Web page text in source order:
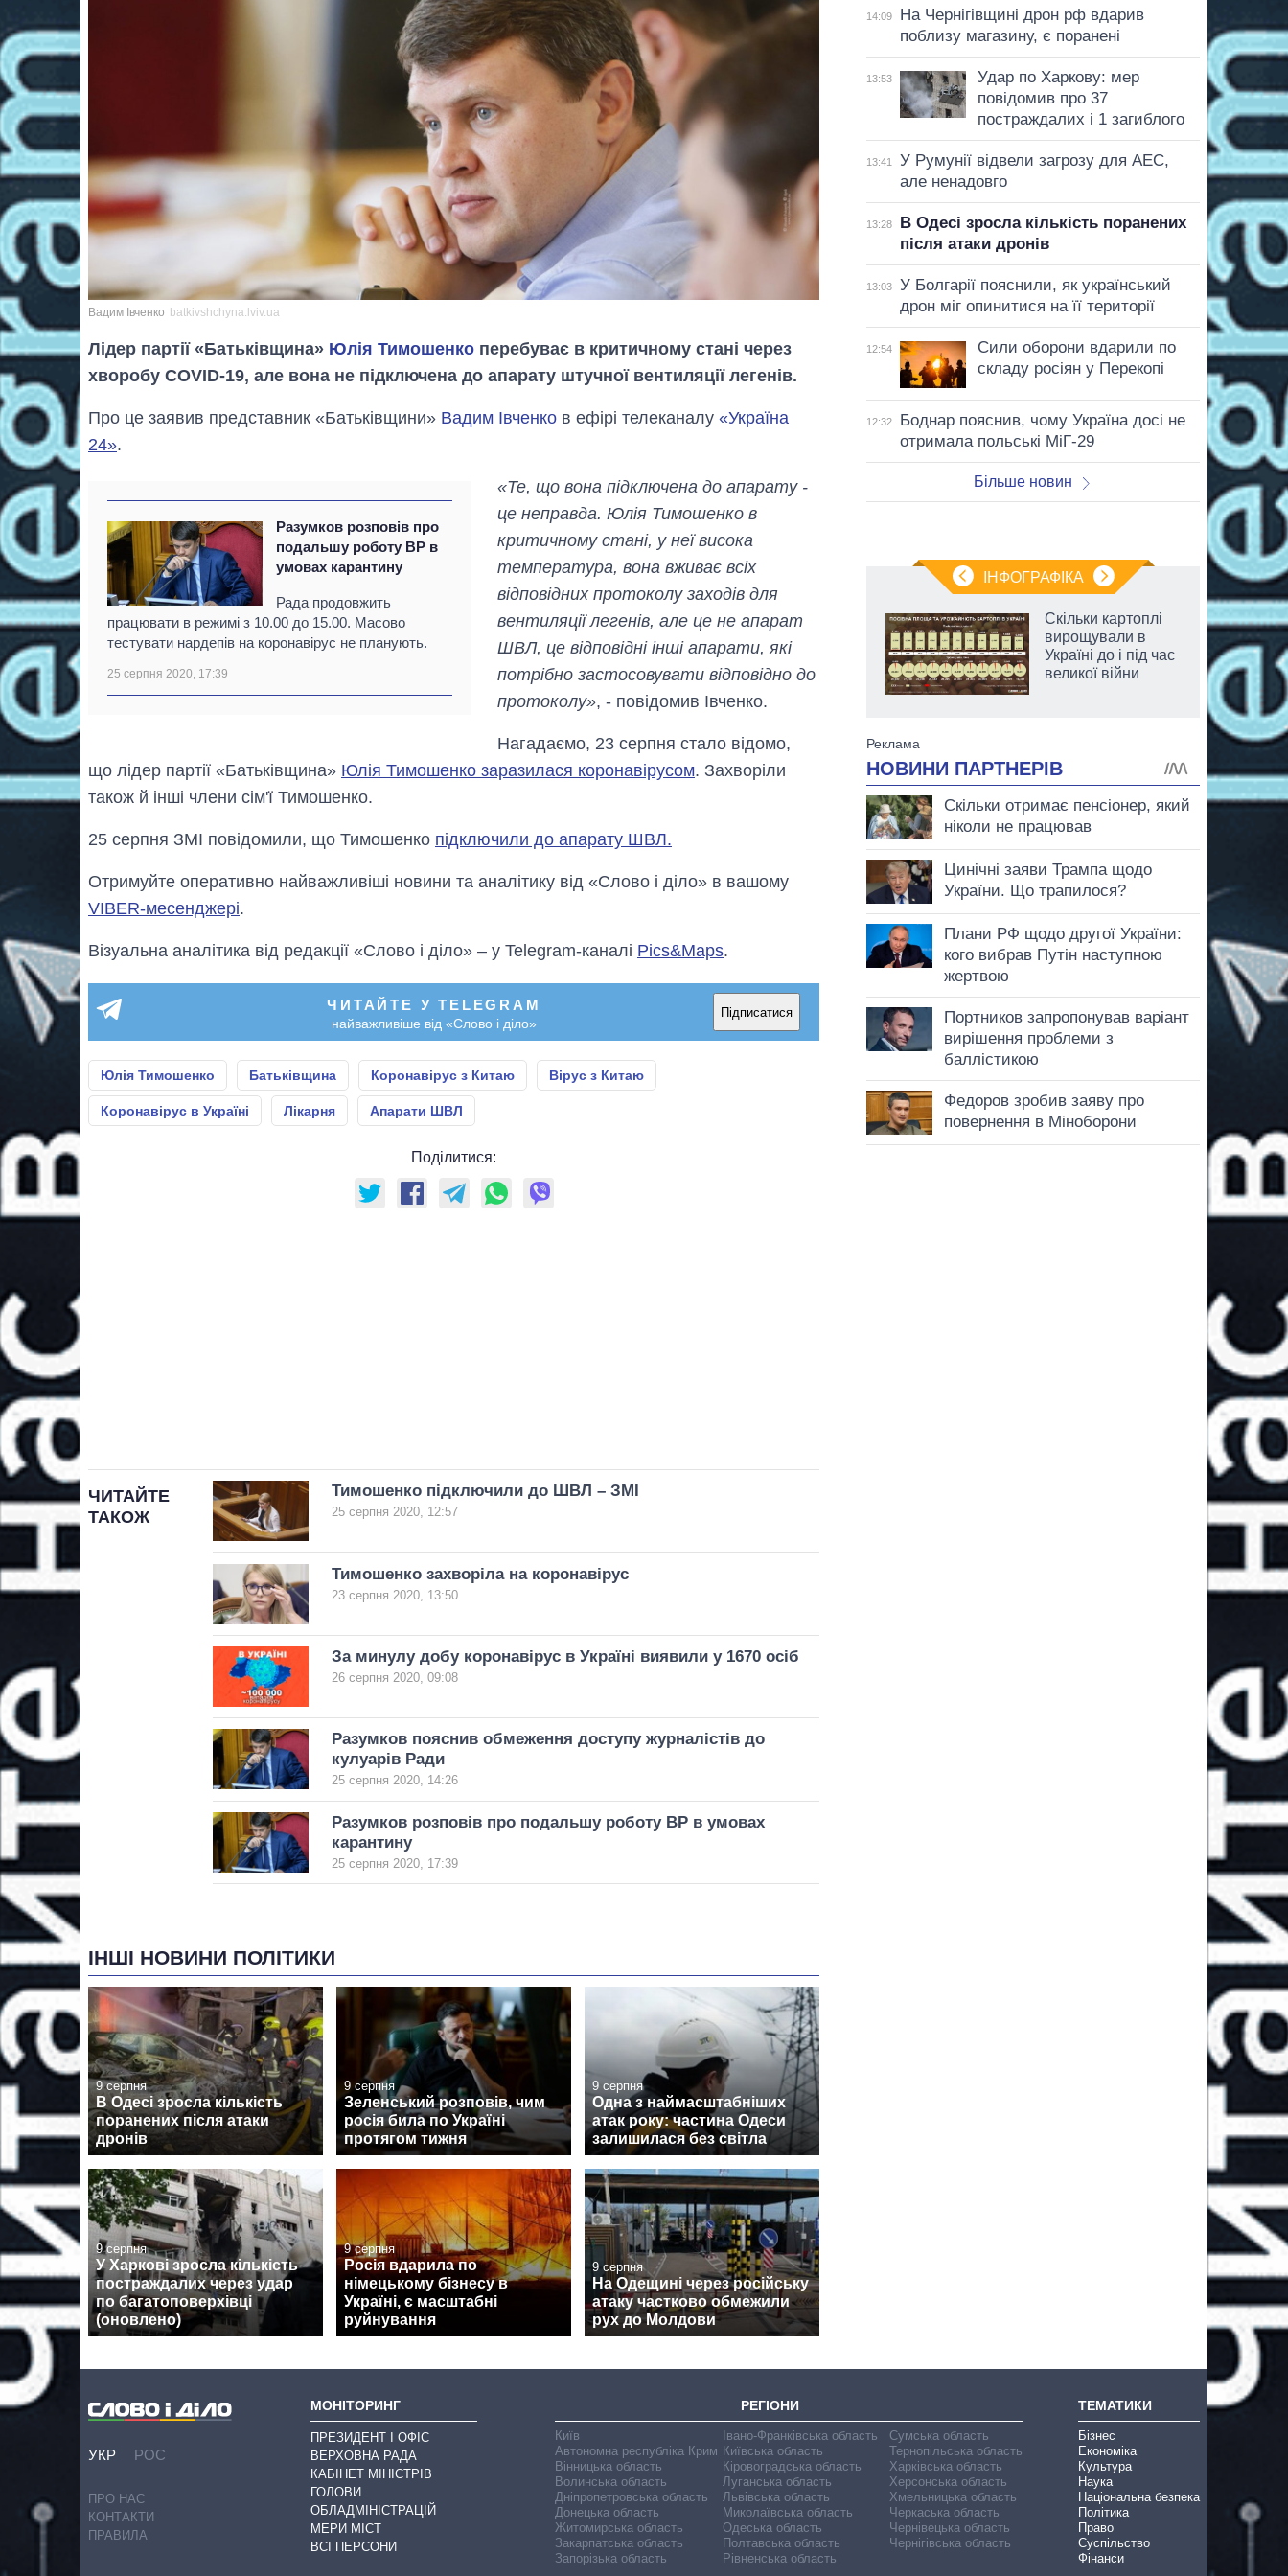
Вадим Івченко batkivshchyna.lviv.ua
Лідер партії «Батьківщина» Юлія Тимошенко перебуває в критичному стані через
хворобу COVID-19, але вона не підключена до апарату штучної вентиляції легенів.
Про це заявив представник «Батьківщини» Вадим Івченко в ефірі телеканалу «Україна
24».
Разумков розповів про
подальшу роботу ВР в
умовах карантину
Рада продовжить
працювати в режимі з 10.00 до 15.00. Масово
тестувати нардепів на коронавірус не планують.
25 серпня 2020, 17:39
«Те, що вона підключена до апарату -
це неправда. Юлія Тимошенко в
критичному стані, у неї висока
температура, вона вживає всіх
відповідних протоколу заходів для
вентиляції легенів, але це не апарат
ШВЛ, це відповідні інші апарати, які
потрібно застосовувати відповідно до
протоколу», - повідомив Івченко.
Нагадаємо, 23 серпня стало відомо,
що лідер партії «Батьківщина» Юлія Тимошенко заразилася коронавірусом. Захворіли
також й інші члени сім'ї Тимошенко.
25 серпня ЗМІ повідомили, що Тимошенко підключили до апарату ШВЛ.
Отримуйте оперативно найважливіші новини та аналітику від «Слово і діло» в вашому
VIBER-месенджері.
Візуальна аналітика від редакції «Слово і діло» – у Telegram-каналі Pics&Maps.
ЧИТАЙТЕ У TELEGRAM
найважливіше від «Слово і діло»
Підписатися
Юлія Тимошенко Батьківщина Коронавірус з Китаю Вірус з Китаю
Коронавірус в Україні Лікарня Апарати ШВЛ
Поділитися:
ЧИТАЙТЕ
ТАКОЖ
Тимошенко підключили до ШВЛ – ЗМІ
25 серпня 2020, 12:57
Тимошенко захворіла на коронавірус
23 серпня 2020, 13:50
За минулу добу коронавірус в Україні виявили у 1670 осіб
26 серпня 2020, 09:08
Разумков пояснив обмеження доступу журналістів до
кулуарів Ради
25 серпня 2020, 14:26
Разумков розповів про подальшу роботу ВР в умовах
карантину
25 серпня 2020, 17:39
ІНШІ НОВИНИ ПОЛІТИКИ
9 серпня
В Одесі зросла кількість
поранених після атаки
дронів
9 серпня
Зеленський розповів, чим
росія била по Україні
протягом тижня
9 серпня
Одна з наймасштабніших
атак року: частина Одеси
залишилася без світла
9 серпня
У Харкові зросла кількість
постраждалих через удар
по багатоповерхівці
(оновлено)
9 серпня
Росія вдарила по
німецькому бізнесу в
Україні, є масштабні
руйнування
9 серпня
На Одещині через російську
атаку частково обмежили
рух до Молдови
14:09
На Чернігівщині дрон рф вдарив
поблизу магазину, є поранені
13:53
Удар по Харкову: мер
повідомив про 37
постраждалих і 1 загиблого
13:41
У Румунії відвели загрозу для АЕС,
але ненадовго
13:28
В Одесі зросла кількість поранених
після атаки дронів
13:03
У Болгарії пояснили, як український
дрон міг опинитися на її території
12:54
Сили оборони вдарили по
складу росіян у Перекопі
12:32
Боднар пояснив, чому Україна досі не
отримала польські МіГ-29
Більше новин
ІНФОГРАФІКА
Дефіцит пам’яті:
чипи за останні
роки і що
2027-й
Скільки картоплі
вирощували в
Україні до і під час
великої війни
УКР РОС
ПРО НАС
КОНТАКТИ
ПРАВИЛА
МОНІТОРИНГ
ПРЕЗИДЕНТ І ОФІС
ВЕРХОВНА РАДА
КАБІНЕТ МІНІСТРІВ
ГОЛОВИ
ОБЛАДМІНІСТРАЦІЙ
МЕРИ МІСТ
ВСІ ПЕРСОНИ
РЕГІОНИ
Київ
Автономна республіка Крим
Вінницька область
Волинська область
Дніпропетровська область
Донецька область
Житомирська область
Закарпатська область
Запорізька область
Івано-Франківська область
Київська область
Кіровоградська область
Луганська область
Львівська область
Миколаївська область
Одеська область
Полтавська область
Рівненська область
Сумська область
Тернопільська область
Харківська область
Херсонська область
Хмельницька область
Черкаська область
Чернівецька область
Чернігівська область
ТЕМАТИКИ
Бізнес
Економіка
Культура
Наука
Національна безпека
Політика
Право
Суспільство
Фінанси